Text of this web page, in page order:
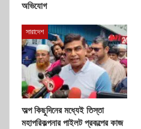
অভিযোগ
সারাদেশ
অল্প কিছুদিনের মধ্যেই তিস্তা
মহাপরিকল্পনার পাইলট প্রকল্পের কাজ